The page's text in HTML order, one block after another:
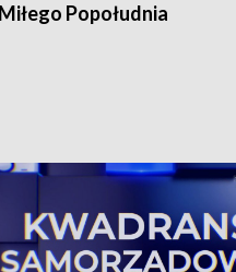
Miłego Popołudnia